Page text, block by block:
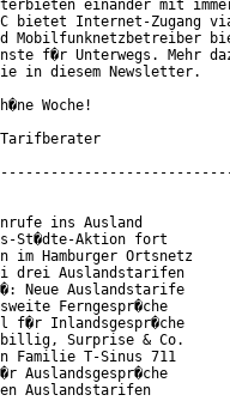
einander mit
bietet Internet-Zugang
Mobilfunknetzbetreiber
f�r Unterwegs. Mehr
in diesem Newsletter.
Woche!
ins Ausland
St�dte-Aktion fort
im Hamburger Ortsnetz
drei Auslandstarifen
Neue Auslandstarife
Ferngespr�che
f�r Inlandsgespr�che
Surprise & Co.
Familie T-Sinus 711
Auslandsgespr�che
Auslandstarifen